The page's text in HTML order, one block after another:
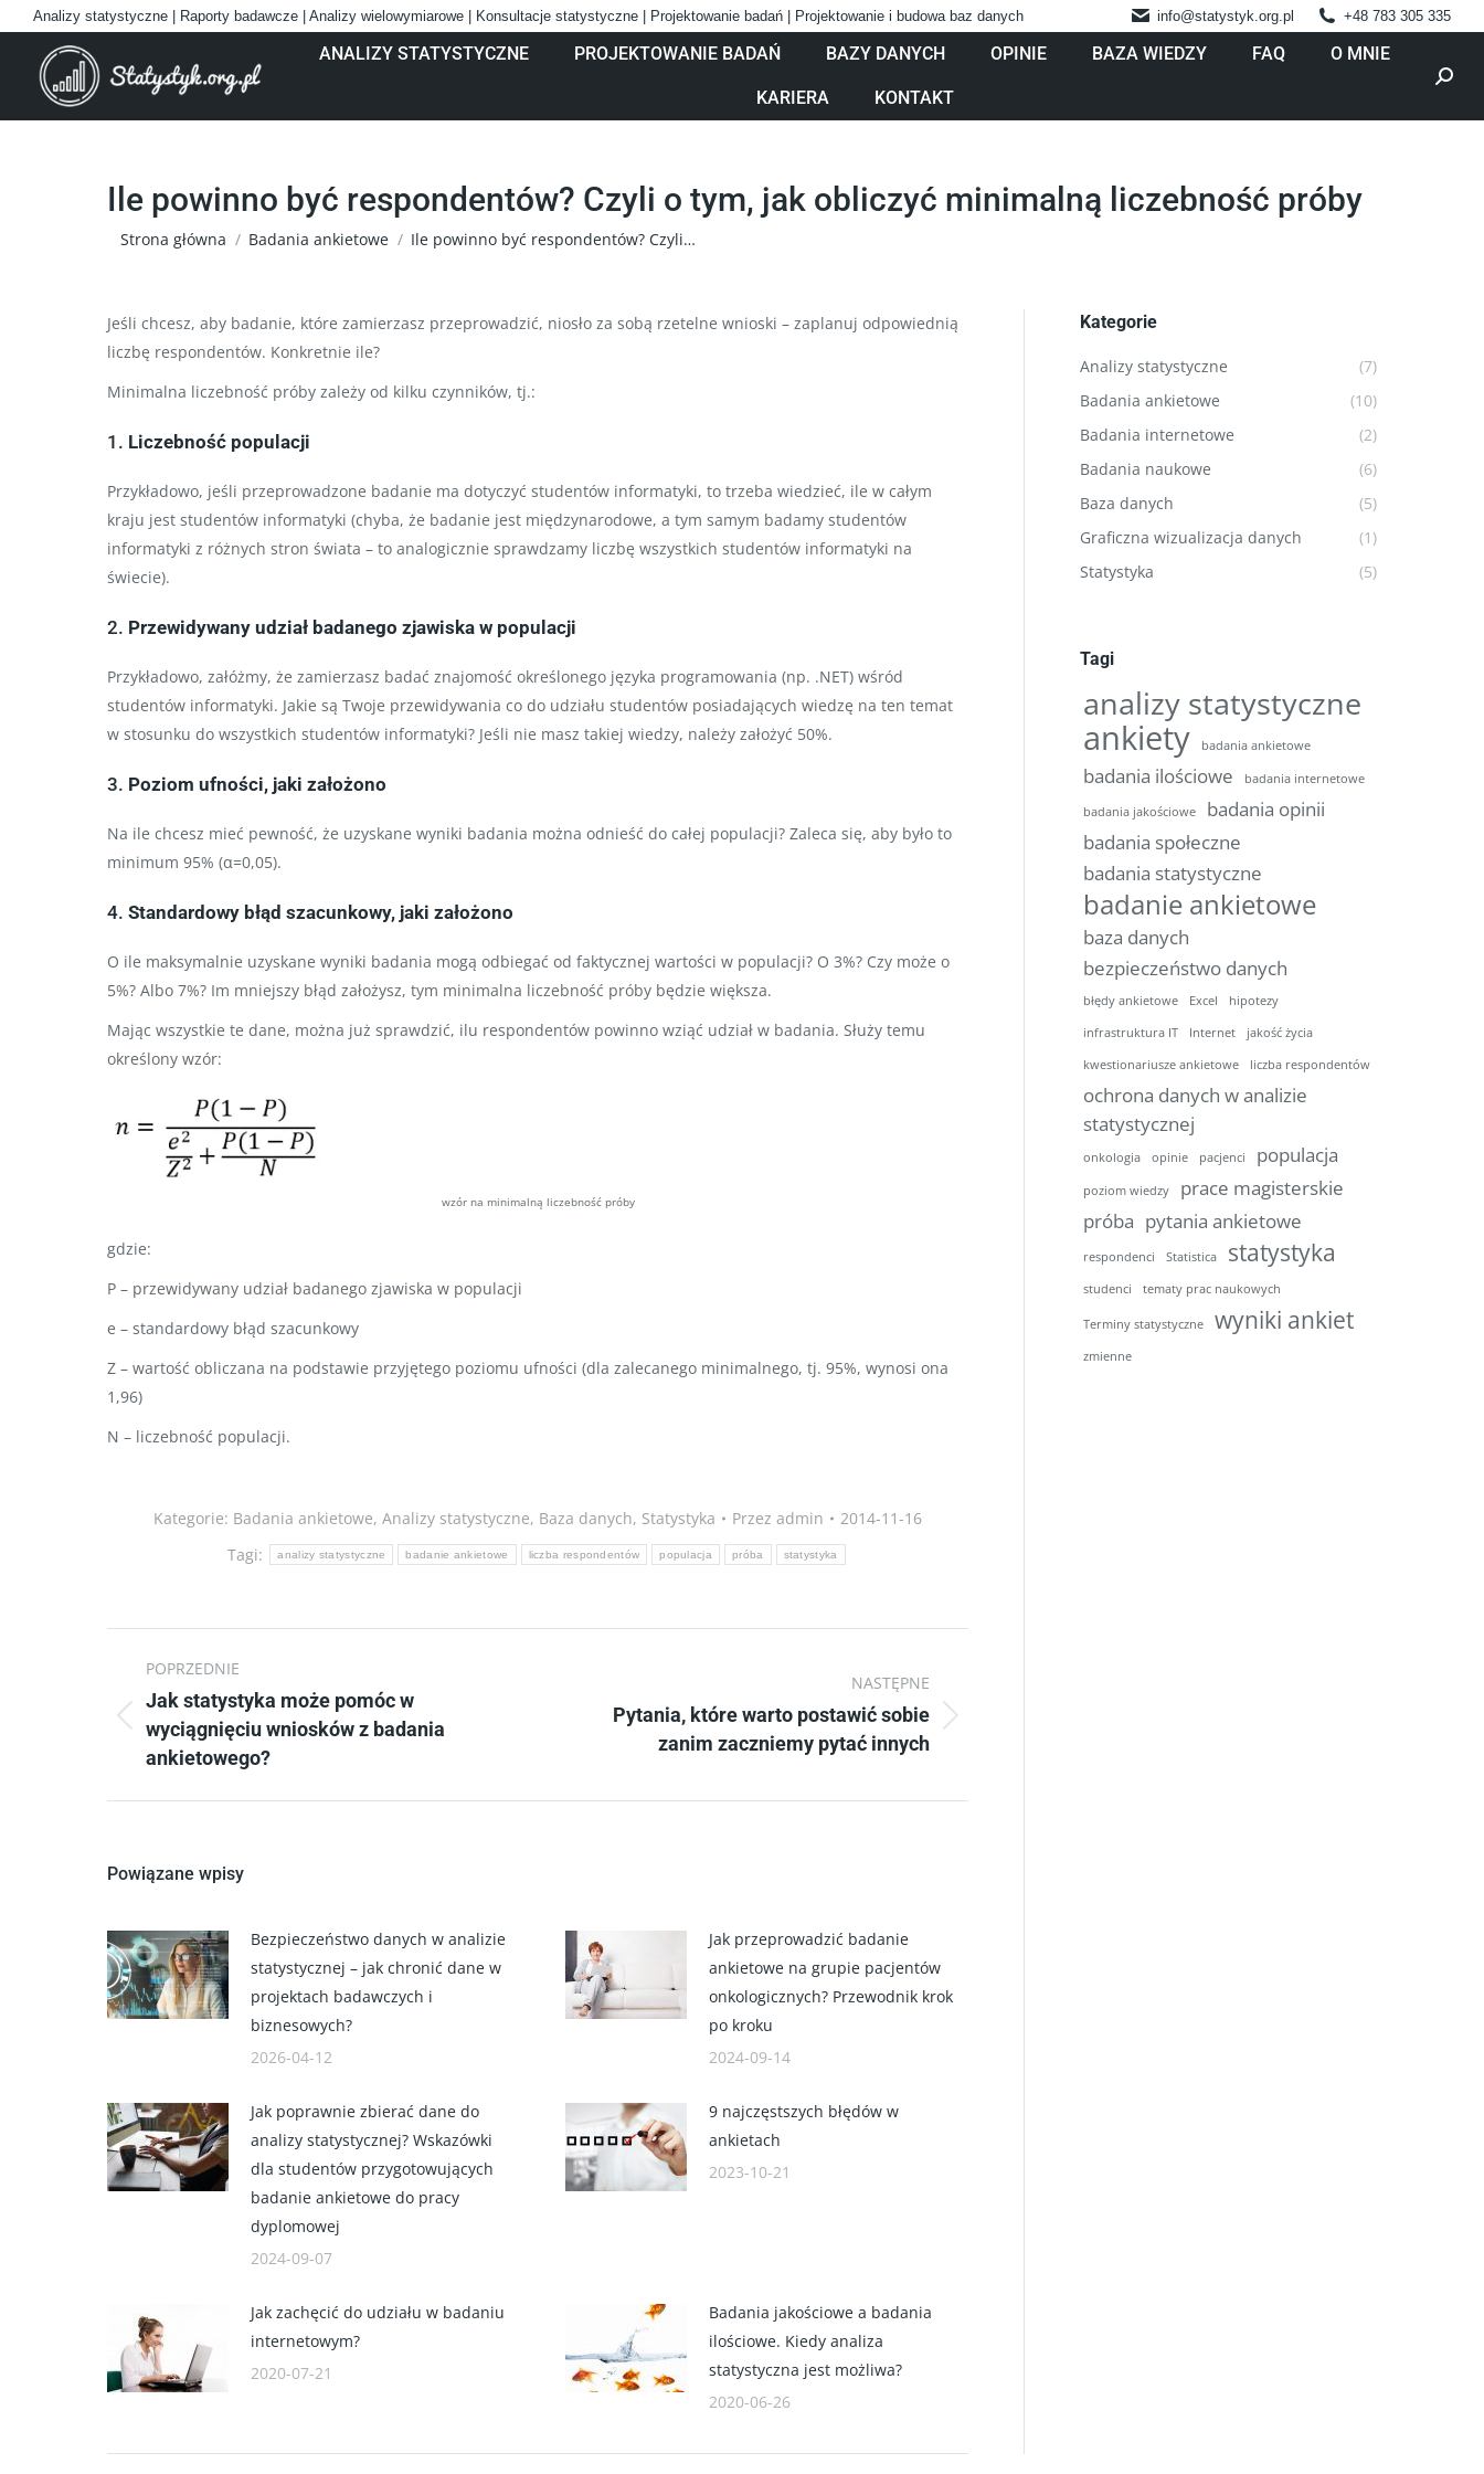
Analizy statystyczne | Raporty badawcze | Analizy wielowymiarowe | Konsultacje statystyczne | Projektowanie badań | Projektowanie i budowa baz danych info@statystyk.org.pl +48 783 305 335
ANALIZY STATYSTYCZNE PROJEKTOWANIE BADAŃ BAZY DANYCH OPINIE BAZA WIEDZY FAQ O MNIE
KARIERA KONTAKT
Ile powinno być respondentów? Czyli o tym, jak obliczyć minimalną liczebność próby
Jesteś tutaj:
Strona główna Badania ankietowe Ile powinno być respondentów? Czyli…
Jeśli chcesz, aby badanie, które zamierzasz przeprowadzić, niosło za sobą rzetelne wnioski – zaplanuj odpowiednią
liczbę respondentów. Konkretnie ile?
Minimalna liczebność próby zależy od kilku czynników, tj.:
1. Liczebność populacji
Przykładowo, jeśli przeprowadzone badanie ma dotyczyć studentów informatyki, to trzeba wiedzieć, ile w całym
kraju jest studentów informatyki (chyba, że badanie jest międzynarodowe, a tym samym badamy studentów
informatyki z różnych stron świata – to analogicznie sprawdzamy liczbę wszystkich studentów informatyki na
świecie).
2. Przewidywany udział badanego zjawiska w populacji
Przykładowo, załóżmy, że zamierzasz badać znajomość określonego języka programowania (np. .NET) wśród
studentów informatyki. Jakie są Twoje przewidywania co do udziału studentów posiadających wiedzę na ten temat
w stosunku do wszystkich studentów informatyki? Jeśli nie masz takiej wiedzy, należy założyć 50%.
3. Poziom ufności, jaki założono
Na ile chcesz mieć pewność, że uzyskane wyniki badania można odnieść do całej populacji? Zaleca się, aby było to
minimum 95% (α=0,05).
4. Standardowy błąd szacunkowy, jaki założono
O ile maksymalnie uzyskane wyniki badania mogą odbiegać od faktycznej wartości w populacji? O 3%? Czy może o
5%? Albo 7%? Im mniejszy błąd założysz, tym minimalna liczebność próby będzie większa.
Mając wszystkie te dane, można już sprawdzić, ilu respondentów powinno wziąć udział w badania. Służy temu
określony wzór:
wzór na minimalną liczebność próby
gdzie:
P – przewidywany udział badanego zjawiska w populacji
e – standardowy błąd szacunkowy
Z – wartość obliczana na podstawie przyjętego poziomu ufności (dla zalecanego minimalnego, tj. 95%, wynosi ona
1,96)
N – liczebność populacji.
Kategorie: Badania ankietowe, Analizy statystyczne, Baza danych, Statystyka Przez admin
2014-11-16
Tagi:
analizy statystyczne badanie ankietowe liczba respondentów populacja próba statystyka
wpisów
POPRZEDNIE
Poprzedni
wpis:
Jak statystyka może pomóc w
wyciągnięciu wniosków z badania
ankietowego?
NASTĘPNE
Następny
Pytania, które warto postawić sobie
zanim zaczniemy pytać innych
Powiązane wpisy
Bezpieczeństwo danych w analizie
statystycznej – jak chronić dane w
projektach badawczych i
biznesowych?
2026-04-12
Jak przeprowadzić badanie
ankietowe na grupie pacjentów
onkologicznych? Przewodnik krok
po kroku
2024-09-14
Jak poprawnie zbierać dane do
analizy statystycznej? Wskazówki
dla studentów przygotowujących
badanie ankietowe do pracy
dyplomowej
2024-09-07
9 najczęstszych błędów w
ankietach
2023-10-21
Jak zachęcić do udziału w badaniu
internetowym?
2020-07-21
Badania jakościowe a badania
ilościowe. Kiedy analiza
statystyczna jest możliwa?
2020-06-26
Kategorie
Analizy statystyczne
(7)
Badania ankietowe
(10)
Badania internetowe
(2)
Badania naukowe
(6)
Baza danych
(5)
Graficzna wizualizacja danych
(1)
Statystyka
(5)
Tagi
analizy statystyczne
ankiety badania ankietowe
badania ilościowe badania internetowe
badania jakościowe
badania opinii
badania społeczne
badania statystyczne
badanie ankietowe
baza danych
bezpieczeństwo danych
błędy ankietowe Excel hipotezy
infrastruktura IT Internet jakość życia
kwestionariusze ankietowe liczba respondentów
ochrona danych w analizie
statystycznej
onkologia opinie pacjenci populacja
poziom wiedzy
prace magisterskie
próba pytania ankietowe
respondenci Statistica statystyka
studenci tematy prac naukowych
Terminy statystyczne wyniki ankiet
zmienne